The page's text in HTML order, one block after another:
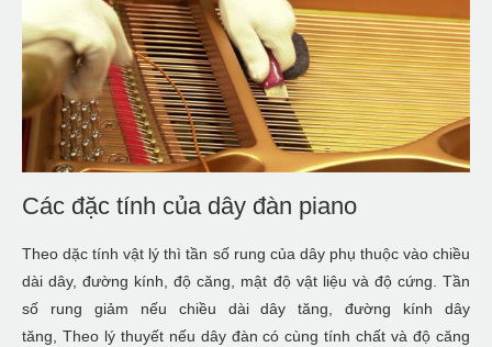
Các đặc tính của dây đàn piano
Theo dặc tính vật lý thì tần số rung của dây phụ thuộc vào chiều
dài dây, đường kính, độ căng, mật độ vật liệu và độ cứng. Tần
số rung giảm nếu chiều dài dây tăng, đường kính dây
tăng, Theo lý thuyết nếu dây đàn có cùng tính chất và độ căng